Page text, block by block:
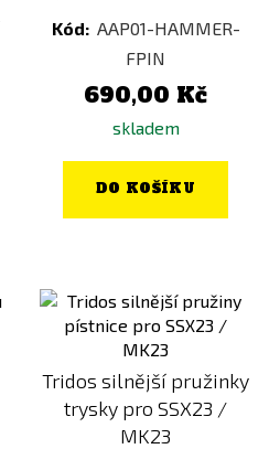
Kód: AAP01-HAMMER-
FPIN
690,00 Kč
skladem
DO KOŠÍKU
Tridos silnější pružinky
trysky pro SSX23 /
MK23